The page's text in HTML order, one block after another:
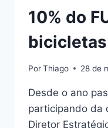
10% do
bicicletas
PorThiago 28 de
Desde o ano
participando da
Diretor